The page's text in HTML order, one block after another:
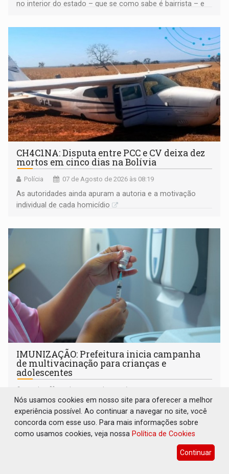
no interior do estado – que se como sabe é bairrista – e
garantir
CH4C1NA: Disputa entre PCC e CV deixa dez
mortos em cinco dias na Bolívia
Polícia 07 de Agosto de 2026 às 08:19
As autoridades ainda apuram a autoria e a motivação
individual de cada homicídio
IMUNIZAÇÃO: Prefeitura inicia campanha
de multivacinação para crianças e
adolescentes
Geral 07 de Agosto de 2026 às 07:30
Ação segue até 1º de setembro nas unidades básicas de
saúde, com grande Dia D de mobilização agendado para o
dia 22 de agosto
Nós usamos cookies em nosso site para oferecer a melhor
experiência possível. Ao continuar a navegar no site, você
concorda com esse uso. Para mais informações sobre
como usamos cookies, veja nossa Política de Cookies
Continuar